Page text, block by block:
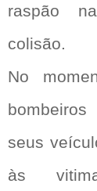
raspão
colisão.
No
seus
às